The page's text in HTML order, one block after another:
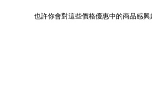
也許你會對這些價格優惠中的商品感興